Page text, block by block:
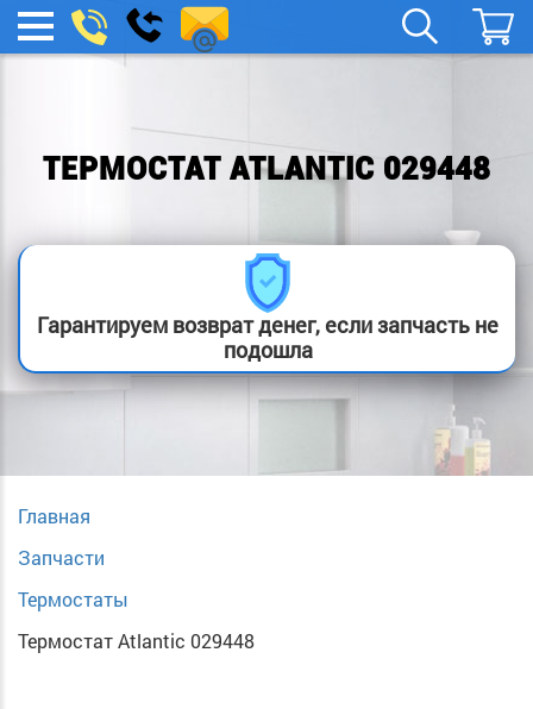
МЕНЮ
boylera@yandex.ru
Заказать
звонок
ТЕРМОСТАТ ATLANTIC 029448
Гарантируем возврат денег, если запчасть не
подошла
Главная
Запчасти
Термостаты
Термостат Atlantic 029448